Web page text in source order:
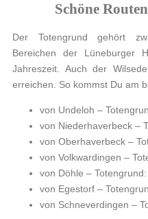
Schöne
Der Totengrund gehört
Bereichen der Lüneburger
Jahreszeit. Auch der
erreichen. So kommst Du am
von Undeloh –
von Niederhaverbeck –
von Oberhaverbeck –
von Volkwardingen –
von Döhle –
von Egestorf –
von Schneverdingen –